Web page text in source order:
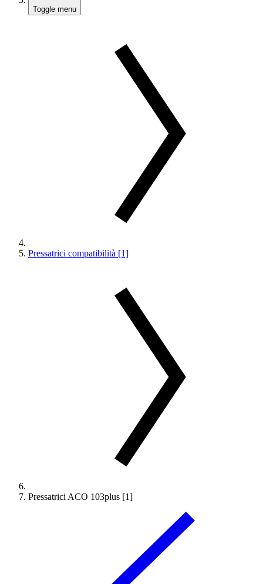
Toggle menu
Pressatrici compatibilità [1]
Pressatrici ACO 103plus [1]